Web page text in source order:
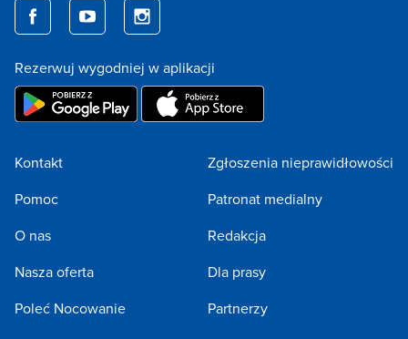
Rezerwuj wygodniej w aplikacji
Kontakt
Pomoc
O nas
Nasza oferta
Poleć Nocowanie
Zgłoszenia nieprawidłowości
Patronat medialny
Redakcja
Dla prasy
Partnerzy